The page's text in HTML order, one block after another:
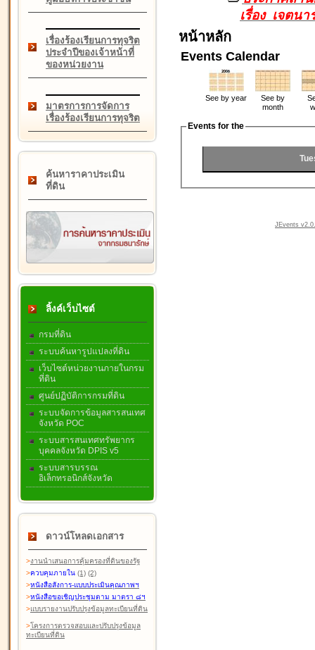
เรื่องร้องเรียนการทุจริต
ประจำปีของเจ้าหน้าที่
ของหน่วยงาน
มาตรการการจัดการ
เรื่องร้องเรียนการทุจริต
ค้นหาราคาประเมิน
ที่ดิน
ลิ้งค์เว็บไซต์
กรมที่ดิน
ระบบค้นหารูปแปลงที่ดิน
เว็บไซต์หน่วยงานภายในกรม
ที่ดิน
ศูนย์ปฏิบัติการกรมที่ดิน
ระบบจัดการข้อมูลสารสนเทศ
จังหวัด POC
ระบบสารสนเทศทรัพยากร
บุคคลจังหวัด DPIS v5
ระบบสารบรรณ
อิเล็กทรอนิกส์จังหวัด
ดาวน์โหลดเอกสาร
>งานนำเสนอการคุ้มครองที่ดินของรัฐ
>ควบคุมภายใน (1) (2)
>หนังสือสังการ-แบบประเมินคุณภาพฯ
>หนังสือขอเชิญประชุมตาม มาตรา ๘ฯ
>แบบรายงานปรับปรุงข้อมูลทะเบียนที่ดิน
>โครงการตรวจสอบและปรับปรุงข้อมูล
ทะเบียนที่ดิน
เรื่อง เจตน
หน้าหลัก
Events Calendar
See by year
See by
month
Events for the
JEvents